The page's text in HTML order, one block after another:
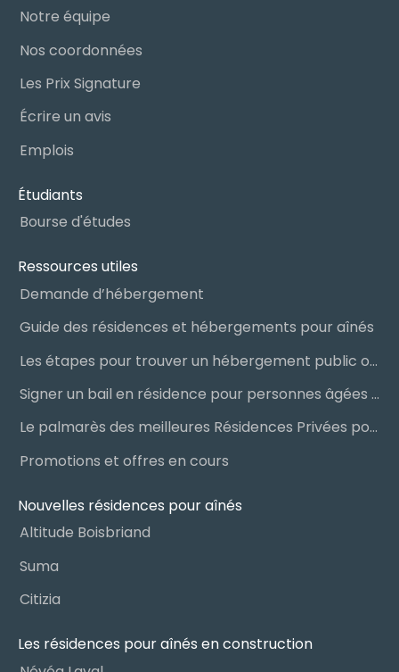
Notre équipe
Nos coordonnées
Les Prix Signature
Écrire un avis
Emplois
Étudiants
Bourse d'études
Ressources utiles
Demande d’hébergement
Guide des résidences et hébergements pour aînés
Les étapes pour trouver un hébergement public ou privé
Signer un bail en résidence pour personnes âgées (RPA) : ce qu’il faut savoir
Le palmarès des meilleures Résidences Privées pour Aînés (RPA)
Promotions et offres en cours
Nouvelles résidences pour aînés
Altitude Boisbriand
Suma
Citizia
Les résidences pour aînés en construction